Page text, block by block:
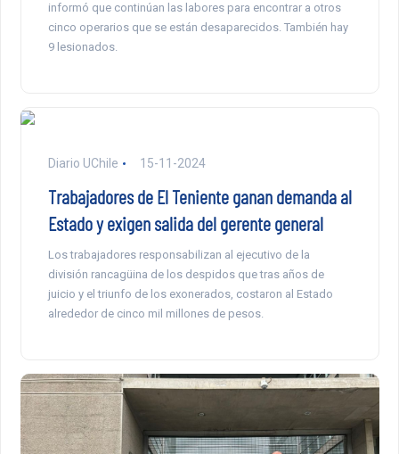
informó que continúan las labores para encontrar a otros
cinco operarios que se están desaparecidos. También hay
9 lesionados.
Diario UChile 15-11-2024
Trabajadores de El Teniente ganan demanda al
Estado y exigen salida del gerente general
Los trabajadores responsabilizan al ejecutivo de la
división rancagüina de los despidos que tras años de
juicio y el triunfo de los exonerados, costaron al Estado
alrededor de cinco mil millones de pesos.